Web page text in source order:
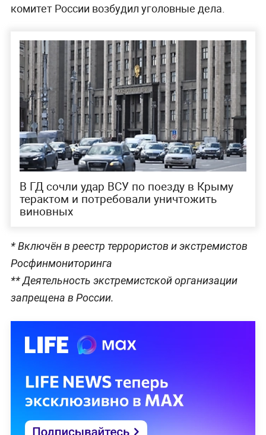
комитет России возбудил уголовные дела.
В ГД сочли удар ВСУ по поезду в Крыму
терактом и потребовали уничтожить
виновных
* Включён в реестр террористов и экстремистов
Росфинмониторинга
** Деятельность экстремистской организации
запрещена в России.